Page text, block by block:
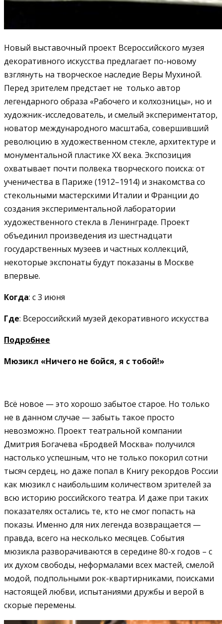
Новый выставочный проект Всероссийского музея
декоративного искусства предлагает по-новому
взглянуть на творческое наследие Веры Мухиной.
Перед зрителем предстает не только автор
легендарного образа «Рабочего и колхозницы», но и
художник-исследователь, и смелый экспериментатор,
новатор международного масштаба, совершивший
революцию в художественном стекле, архитектуре и
монументальной пластике XX века. Экспозиция
охватывает почти полвека творческого поиска: от
ученичества в Париже (1912–1914) и знакомства со
стекольными мастерскими Италии и Франции до
создания экспериментальной лаборатории
художественного стекла в Ленинграде. Проект
объединил произведения из шестнадцати
государственных музеев и частных коллекций,
некоторые экспонаты будут показаны в Москве
впервые.
Когда: с 3 июня
Где: Всероссийский музей декоративного искусства
Подробнее
Мюзикл «Ничего не бойся, я с тобой!»
Всё новое — это хорошо забытое старое. Но только
не в данном случае — забыть такое просто
невозможно. Проект театральной компании
Дмитрия Богачева «Бродвей Москва» получился
настолько успешным, что не только покорил сотни
тысяч сердец, но даже попал в Книгу рекордов России
как мюзикл с наибольшим количеством зрителей за
всю историю российского театра. И даже при таких
показателях остались те, кто не смог попасть на
показы. Именно для них легенда возвращается —
правда, всего на несколько месяцев. События
мюзикла разворачиваются в середине 80-х годов – с
их духом свободы, неформалами всех мастей, смелой
модой, подпольными рок-квартирниками, поисками
настоящей любви, испытаниями дружбы и верой в
скорые перемены.